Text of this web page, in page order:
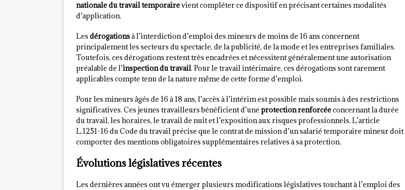
nationale du travail temporairevient compléter ce dispositif en précisant certaines modalités
d’application.
Les dérogationsà l’interdiction d’emploi des mineurs de moins de 16 ans concernent
principalement les secteurs du spectacle, de la publicité, de la mode et les entreprises familiales.
Toutefois, ces dérogations restent très encadrées et nécessitent généralement une autorisation
préalable de l’inspection du travail. Pour le travail intérimaire, ces dérogations sont rarement
applicables compte tenu de la nature même de cette forme d’emploi.
Pour les mineurs âgés de 16 à 18 ans, l’accès à l’intérim est possible mais soumis à des restrictions
significatives. Ces jeunes travailleurs bénéficient d’une protection renforcéeconcernant la durée
du travail, les horaires, le travail de nuit et l’exposition aux risques professionnels. L’article
L.1251-16 du Code du travail précise que le contrat de mission d’un salarié temporaire mineur doit
comporter des mentions obligatoires supplémentaires relatives à sa protection.
Évolutions législatives récentes
Les dernières années ont vu émerger plusieurs modifications législatives touchant à l’emploi des